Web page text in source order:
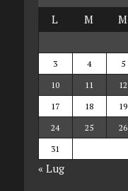
L
M M
3
4 5
10
11 12
17
18 19
24
25 26
31
« Lug